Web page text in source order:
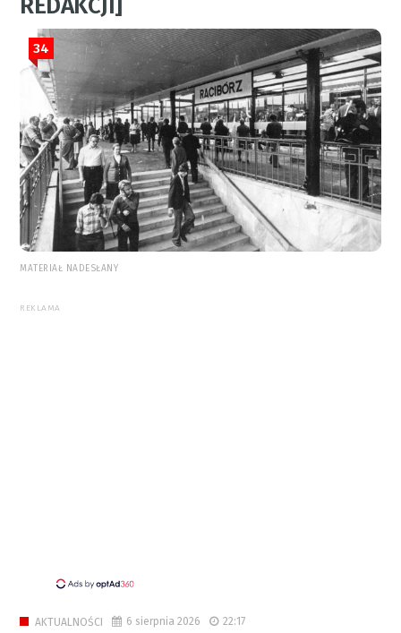
REDAKCJI]
34
MATERIAŁ NADESŁANY
REKLAMA
AKTUALNOŚCI 6 sierpnia 2026 22:17